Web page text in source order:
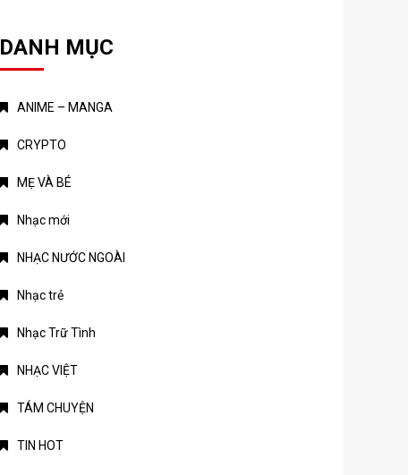
DANH MỤC
ANIME – MANGA
CRYPTO
MẸ VÀ BÉ
Nhạc mới
NHẠC NƯỚC NGOÀI
Nhạc trẻ
Nhạc Trữ Tình
NHẠC VIỆT
TÁM CHUYỆN
TIN HOT